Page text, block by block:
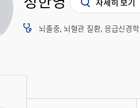
뇌졸중, 뇌혈관 질환, 응급신경학